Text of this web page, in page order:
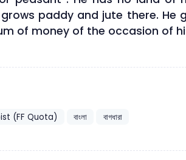
paddy and jute there. He
of money of the occasion of
(FF Quota) বাংলা
বাগধারা